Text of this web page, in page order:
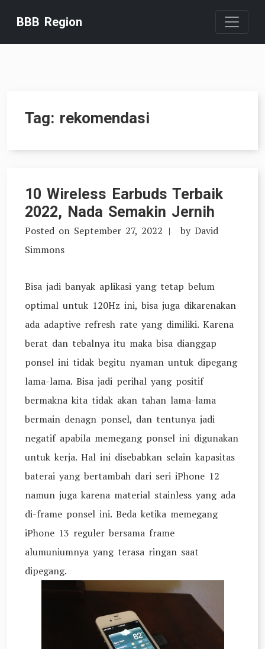
content
BBB Region
Tag: rekomendasi
10 Wireless Earbuds Terbaik
2022, Nada Semakin Jernih
Posted on September 27, 2022 by David
Simmons
Bisa jadi banyak aplikasi yang tetap belum
optimal untuk 120Hz ini, bisa juga dikarenakan
ada adaptive refresh rate yang dimiliki. Karena
berat dan tebalnya itu maka bisa dianggap
ponsel ini tidak begitu nyaman untuk dipegang
lama-lama. Bisa jadi perihal yang positif
bermakna kita tidak akan tahan lama-lama
bermain denagn ponsel, dan tentunya jadi
negatif apabila memegang ponsel ini digunakan
untuk kerja. Hal ini disebabkan selain kapasitas
baterai yang bertambah dari seri iPhone 12
namun juga karena material stainless yang ada
di-frame ponsel ini. Beda ketika memegang
iPhone 13 reguler bersama frame
alumuniumnya yang terasa ringan saat
dipegang.